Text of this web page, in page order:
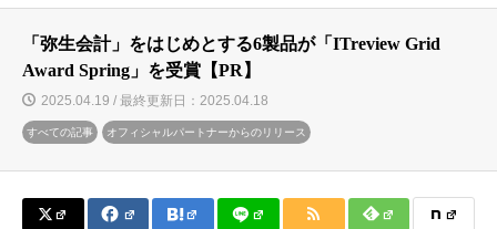
「弥生会計」をはじめとする6製品が「ITreview Grid
Award Spring」を受賞【PR】
2025.04.19 / 最終更新日：2025.04.18
すべての記事 オフィシャルパートナーからのリリース